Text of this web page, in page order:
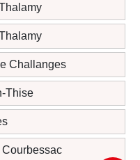
Challanges
Thise
Courbessac